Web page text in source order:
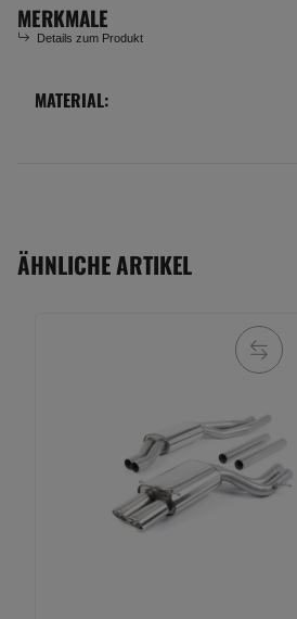
MERKMALE
Details zum Produkt
Produkteigenschaft
Wert
MATERIAL:
ÄHNLICHE ARTIKEL